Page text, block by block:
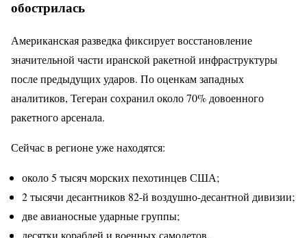
обострилась
Американская разведка фиксирует восстановление
значительной части иранской ракетной инфраструктуры
после предыдущих ударов. По оценкам западных
аналитиков, Тегеран сохранил около 70% довоенного
ракетного арсенала.
Сейчас в регионе уже находятся:
около 5 тысяч морских пехотинцев США;
2 тысячи десантников 82-й воздушно-десантной дивизии;
две авианосные ударные группы;